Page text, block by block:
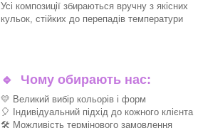
Усі композиції збираються вручну з якісних
кульок, стійких до перепадів температури
🔹 Чому обирають нас:
💛 Великий вибір кольорів і форм
🎈 Індивідуальний підхід до кожного клієнта
🛠 Можливість термінового замовлення